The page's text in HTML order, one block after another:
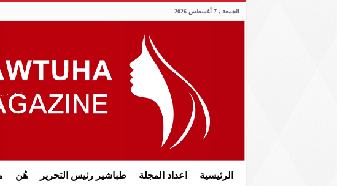
الجمعة , 7 أغسطس 2026
الرئيسية اعداد المجلة طباشير رئيس التحرير هُن